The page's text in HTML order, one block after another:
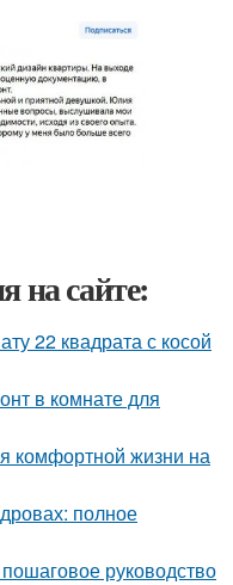
на сайте:
22 квадрата с косой
в комнате для
комфортной жизни на
полное
руководство